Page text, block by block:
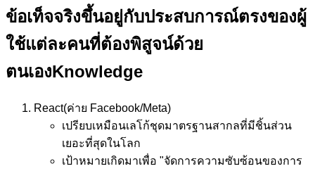
ข้อเท็จจริงขึ้นอยู่กับประสบการณ์ตรงของผู้
ใช้แต่ละคนที่ต้องพิสูจน์ด้วย
ตนเองKnowledge
React(ค่าย Facebook/Meta)
เปรียบเหมือนเลโก้ชุดมาตรฐานสากลที่มีชิ้นส่วน
เยอะที่สุดในโลก
เป้าหมายเกิดมาเพื่อ "จัดการความซับซ้อนของการ